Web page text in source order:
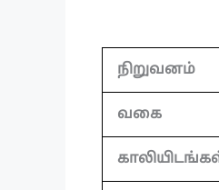
நிறுவனம்
வகை